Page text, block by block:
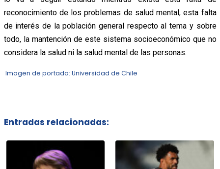
reconocimiento de los problemas de salud mental, esta falta
de interés de la población general respecto al tema y sobre
todo, la mantención de este sistema socioeconómico que no
considera la salud ni la salud mental de las personas.
Imagen de portada: Universidad de Chile
Entradas relacionadas: